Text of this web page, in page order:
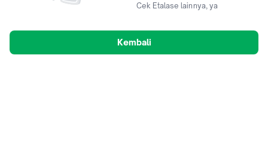
Cek Etalase lainnya, ya
Kembali